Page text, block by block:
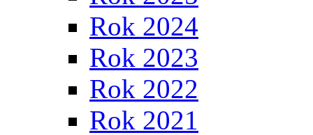
Rok 2024
Rok 2023
Rok 2022
Rok 2021